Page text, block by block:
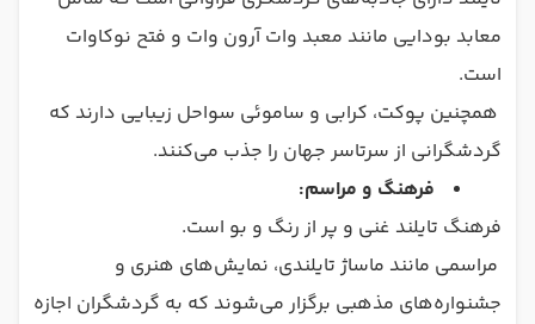
معابد بودایی مانند معبد وات آرون وات و فتح نوکاوات
است.
همچنین پوکت، کرابی و ساموئی سواحل زیبایی دارند که
گردشگرانی از سرتاسر جهان را جذب می‌کنند.
فرهنگ و مراسم:
فرهنگ تایلند غنی و پر از رنگ و بو است.
مراسمی مانند ماساژ تایلندی، نمایش‌های هنری و
جشنواره‌های مذهبی برگزار می‌شوند که به گردشگران اجازه